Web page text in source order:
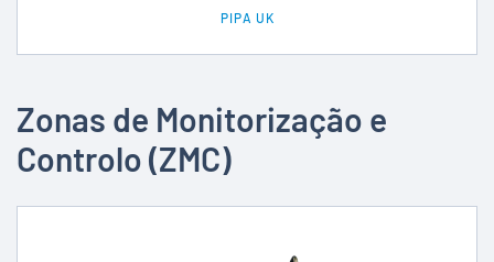
PIPA UK
Zonas de Monitorização e
Controlo (ZMC)